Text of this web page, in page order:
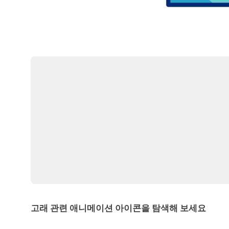
고래 관련 애니메이션 아이콘을 탐색해 보세요